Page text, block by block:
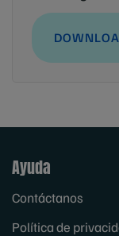
Ayuda
Contáctanos
Política de